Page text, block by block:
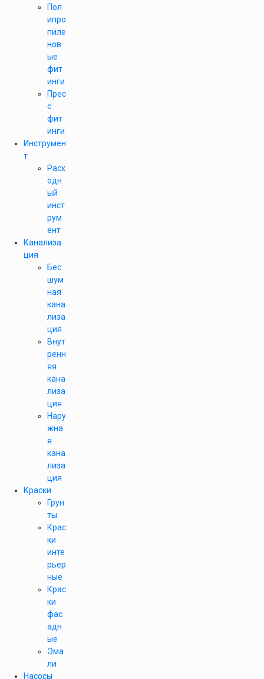
Пол
ипро
пиле
нов
ые
фит
инги
Прес
с
фит
инги
Инструмен
т
Расх
одн
ый
инст
рум
ент
Канализа
ция
Бес
шум
ная
кана
лиза
ция
Внут
ренн
яя
кана
лиза
ция
Нару
жна
я
кана
лиза
ция
Краски
Грун
ты
Крас
ки
инте
рьер
ные
Крас
ки
фас
адн
ые
Эма
ли
Насосы